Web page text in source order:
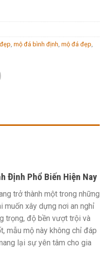
, mộ đá bình định, mộ đá đẹp,
Định Phổ Biến Hiện Nay
trở thành một trong những
muốn xây dựng nơi an nghỉ
trọng, độ bền vượt trội và
mẫu mộ này không chỉ đáp
lại sự yên tâm cho gia